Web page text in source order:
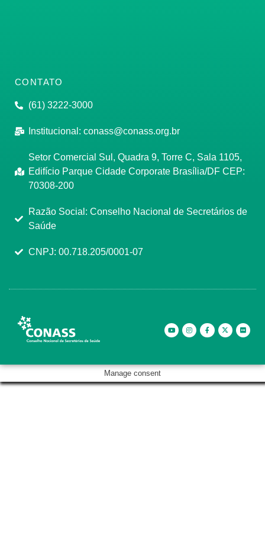
CONTATO
(61) 3222-3000
Institucional: conass@conass.org.br
Setor Comercial Sul, Quadra 9, Torre C, Sala 1105,
Edifício Parque Cidade Corporate Brasília/DF CEP:
70308-200
Razão Social: Conselho Nacional de Secretários de
Saúde
CNPJ: 00.718.205/0001-07
Manage consent